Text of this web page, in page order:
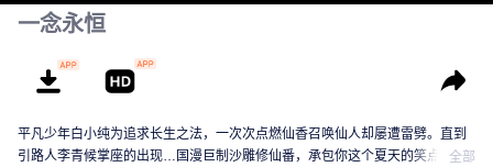
一念永恒
平凡少年白小纯为追求长生之法，一次次点燃仙香召唤仙人却屡遭雷劈。直到
引路人李青候掌座的出现…国漫巨制沙雕修仙番，承包你这个夏天的笑点！全部